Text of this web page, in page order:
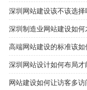
深圳网站建设该不该选择
深圳制造业网站建设如何
高端网站建设的标准该如
深圳网站设计如何布局才
网站建设如何让访客多访